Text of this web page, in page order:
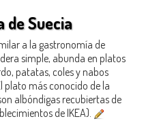
de Suecia
a la gastronomía de
simple, abunda en platos
patatas, coles y nabos
plato más conocido de la
albóndigas recubiertas de
de IKEA).